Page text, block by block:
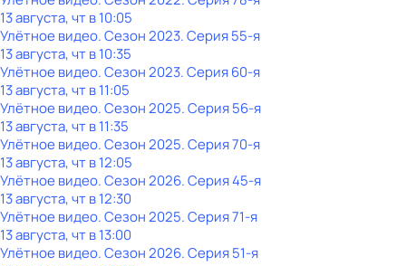
13 августа, чт в 10:05
Улётное видео. Сезон 2023. Серия 55-я
13 августа, чт в 10:35
Улётное видео. Сезон 2023. Серия 60-я
13 августа, чт в 11:05
Улётное видео. Сезон 2025. Серия 56-я
13 августа, чт в 11:35
Улётное видео. Сезон 2025. Серия 70-я
13 августа, чт в 12:05
Улётное видео. Сезон 2026. Серия 45-я
13 августа, чт в 12:30
Улётное видео. Сезон 2025. Серия 71-я
13 августа, чт в 13:00
Улётное видео. Сезон 2026. Серия 51-я